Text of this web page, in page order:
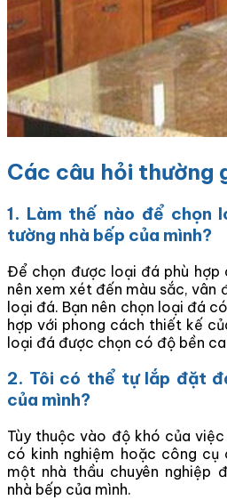
Các câu hỏi thường
1. Làm thế nào để chọn
tường nhà bếp của mình?
Để chọn được loại đá phù hợp
nên xem xét đến màu sắc, vân
loại đá. Bạn nên chọn loại đá
hợp với phong cách thiết kế
loại đá được chọn có độ bền
2. Tôi có thể tự lắp đặt
của mình?
Tùy thuộc vào độ khó của
có kinh nghiệm hoặc công cụ
một nhà thầu chuyên nghiệp
nhà bếp của mình.